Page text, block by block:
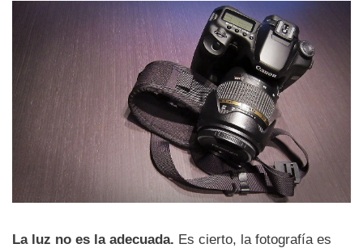
La luz no es la adecuada. Es cierto, la fotografía es